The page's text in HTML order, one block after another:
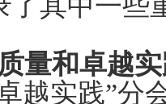
量和卓越
越实践”分